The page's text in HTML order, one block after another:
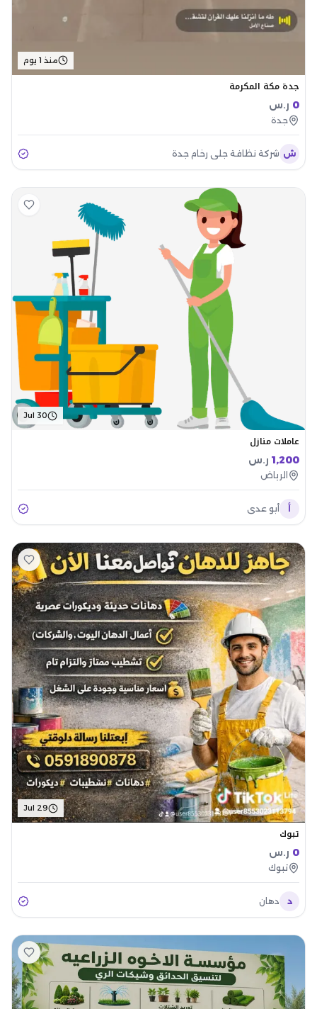
منذ 1 يوم
جدة مكة المكرمة
0 ر.س
جدة
ش شركة نظافة جلي رخام جدة
Jul 30
عاملات منازل
1,200 ر.س
الرياض
أ أبو عدي
Jul 29
تبوك
0 ر.س
تبوك
د دهان